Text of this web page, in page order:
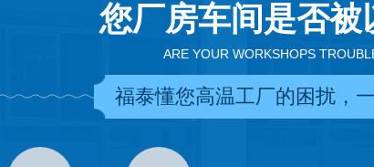
您厂房车间是否
ARE YOUR WORKSHOPS
福泰懂您高温工厂的困扰，